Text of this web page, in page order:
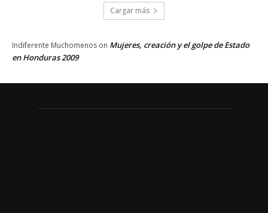
Cargar más
Indiferente Muchomenos on Mujeres, creación y el golpe de Estado
en Honduras 2009